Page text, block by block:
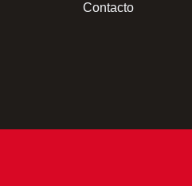
Contacto